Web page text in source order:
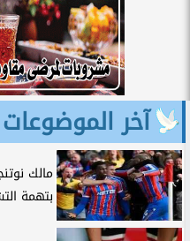
آخر الموضوعات
مالك
بتهمة